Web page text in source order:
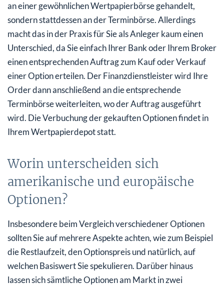
an einer gewöhnlichen Wertpapierbörse gehandelt,
sondern stattdessen an der Terminbörse. Allerdings
macht das in der Praxis für Sie als Anleger kaum einen
Unterschied, da Sie einfach Ihrer Bank oder Ihrem Broker
einen entsprechenden Auftrag zum Kauf oder Verkauf
einer Option erteilen. Der Finanzdienstleister wird Ihre
Order dann anschließend an die entsprechende
Terminbörse weiterleiten, wo der Auftrag ausgeführt
wird. Die Verbuchung der gekauften Optionen findet in
Ihrem Wertpapierdepot statt.
Worin unterscheiden sich
amerikanische und europäische
Optionen?
Insbesondere beim Vergleich verschiedener Optionen
sollten Sie auf mehrere Aspekte achten, wie zum Beispiel
die Restlaufzeit, den Optionspreis und natürlich, auf
welchen Basiswert Sie spekulieren. Darüber hinaus
lassen sich sämtliche Optionen am Markt in zwei